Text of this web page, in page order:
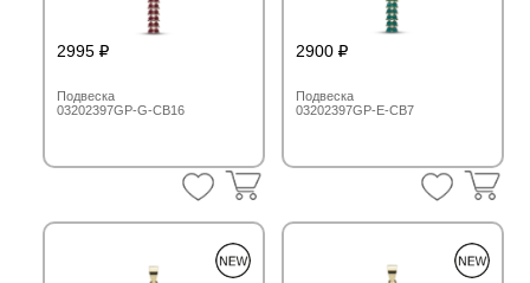
2900
Подвеска
03202397GP-E-CB7
2995
Подвеска
03202397GP-G-CB16